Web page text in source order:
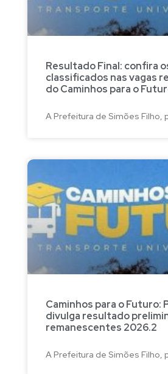
Resultado Final: confira
classificados nas vagas
do Caminhos para o
A Prefeitura de Simões Filho,
Caminhos para o Futuro:
divulga resultado
remanescentes 2026.2
A Prefeitura de Simões Filho,